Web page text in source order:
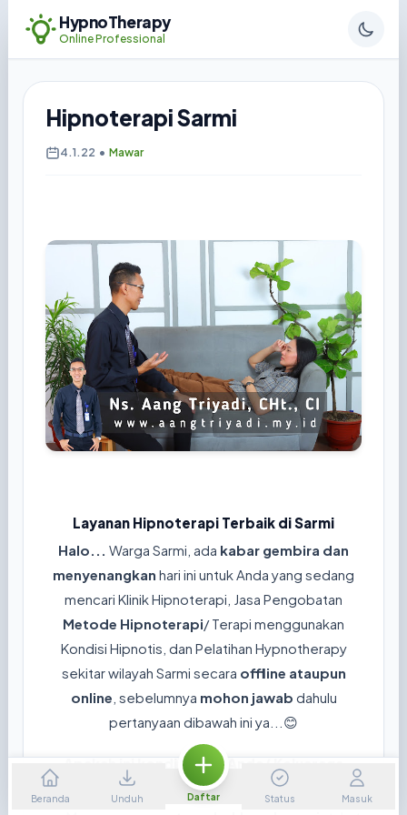
HypnoTherapy
Online Professional
Hipnoterapi Sarmi
4.1.22 • Mawar
Layanan Hipnoterapi Terbaik di Sarmi
Halo... Warga Sarmi, ada kabar gembira dan
menyenangkan hari ini untuk Anda yang sedang
mencari Klinik Hipnoterapi, Jasa Pengobatan
Metode Hipnoterapi/ Terapi menggunakan
Kondisi Hipnotis, dan Pelatihan Hypnotherapy
sekitar wilayah Sarmi secara offline ataupun
online , sebelumnya mohon jawab dahulu
pertanyaan dibawah ini ya...😊
Apakah ini kondisi yang Anda/ Keluaraga
rasakan sekarang?
Beranda Unduh Daftar Status Masuk